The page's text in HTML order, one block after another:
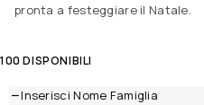
pronta a festeggiare il Natale.
100 DISPONIBILI
Inserisci Nome Famiglia